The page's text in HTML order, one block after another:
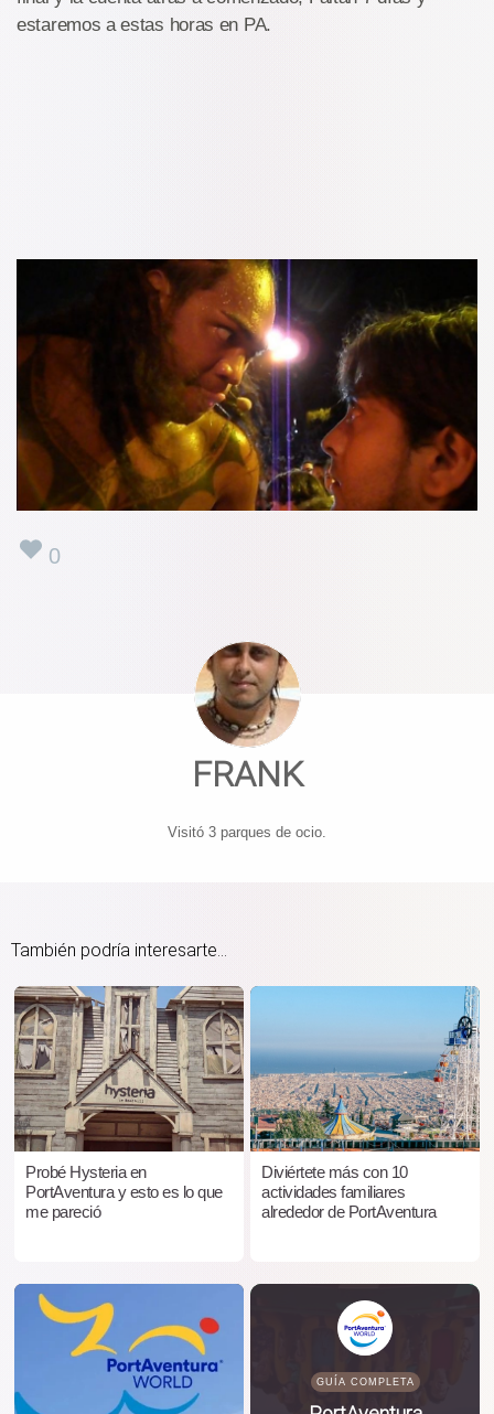
estaremos a estas horas en PA.
0
FRANK
Visitó 3 parques de ocio.
También podría interesarte...
Probé Hysteria en
PortAventura y esto es lo que
me pareció
Diviértete más con 10
actividades familiares
alrededor de PortAventura
GUÍA COMPLETA